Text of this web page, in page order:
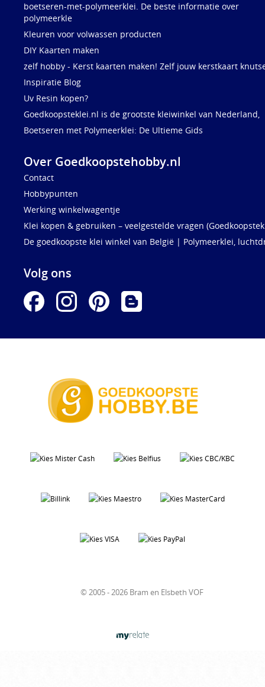
boetseren-met-polymeerklei. De beste informatie over
polymeerkle
Kleuren voor volwassen producten
DIY Kaarten maken
zelf hobby - Kerst kaarten maken! Zelf jouw kerstkaart
Inspiratie Blog
Uv Resin kopen?
Goedkoopsteklei.nl is de grootste kleiwinkel van Nederland,
Boetseren met Polymeerklei: De Ultieme Gids
Over Goedkoopstehobby.nl
Contact
Hobbypunten
Werking winkelwagentje
Klei kopen & gebruiken – veelgestelde vragen
De goedkoopste klei winkel van België | Polymeerklei,
Volg ons
© 2005 - 2026 Bram en Elsbeth VOF